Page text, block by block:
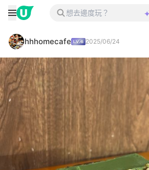
hhhomecafe 2025/06/24